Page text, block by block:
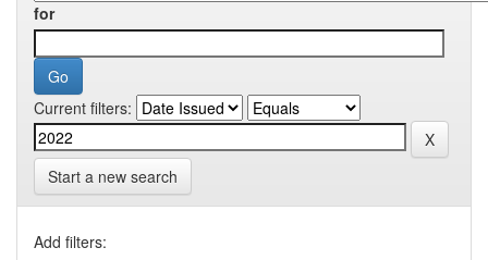
for
Current filters:
Start a new search
Add filters: